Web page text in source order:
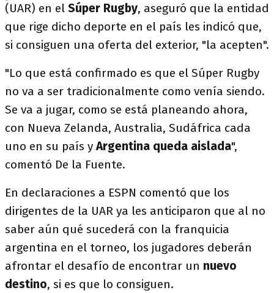
(UAR) en el Súper Rugby, aseguró que la entidad
que rige dicho deporte en el país les indicó que,
si consiguen una oferta del exterior, "la acepten".
"Lo que está confirmado es que el Súper Rugby
no va a ser tradicionalmente como venía siendo.
Se va a jugar, como se está planeando ahora,
con Nueva Zelanda, Australia, Sudáfrica cada
uno en su país yArgentina queda aislada",
comentó De la Fuente.
En declaraciones a ESPN comentó que los
dirigentes de la UAR ya les anticiparon que al no
saber aún qué sucederá con la franquicia
argentina en el torneo, los jugadores deberán
afrontar el desafío de encontrar un nuevo
destino, si es que lo consiguen.